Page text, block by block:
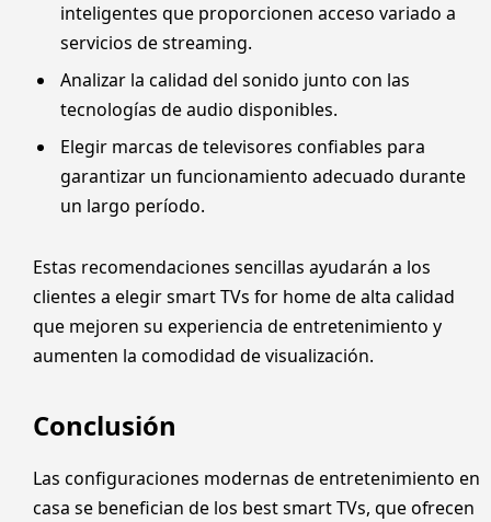
inteligentes que proporcionen acceso variado a
servicios de streaming.
Analizar la calidad del sonido junto con las
tecnologías de audio disponibles.
Elegir marcas de televisores confiables para
garantizar un funcionamiento adecuado durante
un largo período.
Estas recomendaciones sencillas ayudarán a los
clientes a elegir smart TVs for home de alta calidad
que mejoren su experiencia de entretenimiento y
aumenten la comodidad de visualización.
Conclusión
Las configuraciones modernas de entretenimiento en
casa se benefician de los best smart TVs, que ofrecen